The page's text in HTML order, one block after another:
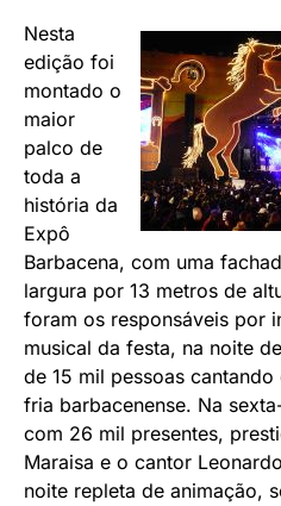
Nesta
edição foi
montado o
maior
palco de
toda a
história da
Expô
Barbacena, com uma
largura por 13 metros de
foram os responsáveis por
musical da festa, na noite
de 15 mil pessoas
fria barbacenense. Na
com 26 mil presentes,
Maraisa e o cantor
noite repleta de animação,